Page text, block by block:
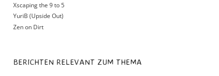
Xscaping the 9 to 5
YuriB (Upside Out)
Zen on Dirt
BERICHTEN RELEVANT ZUM THEMA